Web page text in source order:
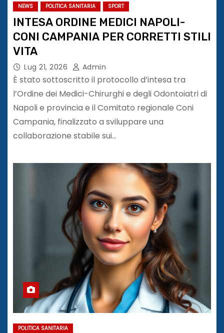
NEWS POLITICA SANITARIA SPORT
INTESA ORDINE MEDICI NAPOLI-
CONI CAMPANIA PER CORRETTI STILI
VITA
Lug 21, 2026 Admin
È stato sottoscritto il protocollo d’intesa tra
l’Ordine dei Medici-Chirurghi e degli Odontoiatri di
Napoli e provincia e il Comitato regionale Coni
Campania, finalizzato a sviluppare una
collaborazione stabile sui…
POLITICA SANITARIA